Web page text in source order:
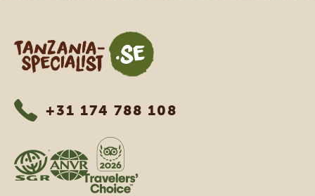
Tanzania Specialist
+31 174 788 108